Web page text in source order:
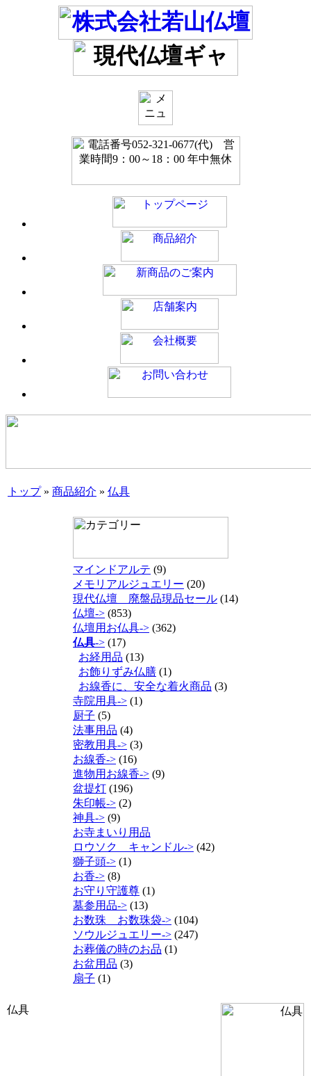
トップ» 商品紹介 » 仏具
マインドアルテ (9)
メモリアルジュエリー (20)
現代仏壇 廃盤品現品セール (14)
仏壇-> (853)
仏壇用お仏具-> (362)
仏具-> (17)
お経用品 (13)
お飾りずみ仏膳 (1)
お線香に、安全な着火商品 (3)
寺院用具-> (1)
厨子 (5)
法事用品 (4)
密教用具-> (3)
お線香-> (16)
進物用お線香-> (9)
盆提灯 (196)
朱印帳-> (2)
神具-> (9)
お寺まいり用品
ロウソク キャンドル-> (42)
獅子頭-> (1)
お香-> (8)
お守り守護尊 (1)
墓参用品-> (13)
お数珠 お数珠袋-> (104)
ソウルジュエリー-> (247)
お葬儀の時のお品 (1)
お盆用品 (3)
扇子 (1)
仏具